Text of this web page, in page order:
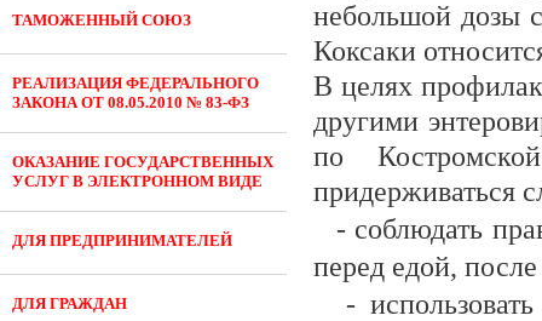
ТАМОЖЕННЫЙ СОЮЗ
РЕАЛИЗАЦИЯ ФЕДЕРАЛЬНОГО
ЗАКОНА ОТ 08.05.2010 № 83-ФЗ
ОКАЗАНИЕ ГОСУДАРСТВЕННЫХ
УСЛУГ В ЭЛЕКТРОННОМ ВИДЕ
ДЛЯ ПРЕДПРИНИМАТЕЛЕЙ
ДЛЯ ГРАЖДАН
небольшой дозы
Коксаки
В целях
другими
по
придерживаться
- соблюдать
перед едой,
-